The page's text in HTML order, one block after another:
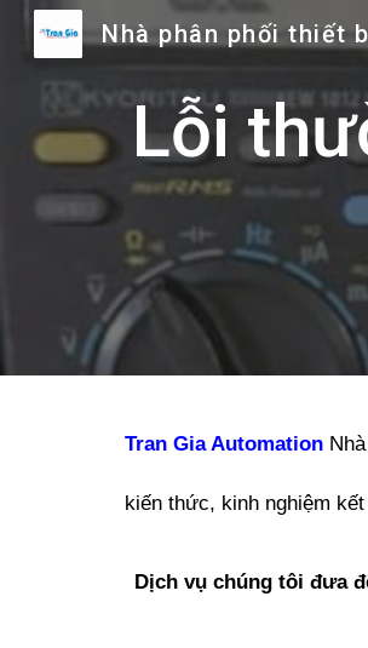
Lỗi
Tran Gia Automation
kiến thức, kinh nghiệm
Dịch vụ chúng tôi đưa